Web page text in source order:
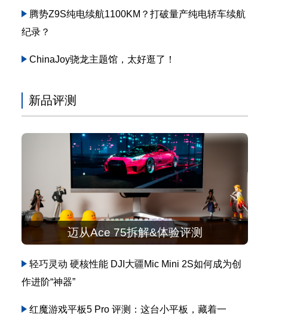
腾势Z9S纯电续航1100KM？打破量产纯电轿车续航
纪录？
ChinaJoy骁龙主题馆，太好逛了！
新品评测
迈从Ace 75拆解&体验评测
轻巧灵动 硬核性能 DJI大疆Mic Mini 2S如何成为创
作进阶“神器”
红魔游戏平板5 Pro 评测：这台小平板，藏着一